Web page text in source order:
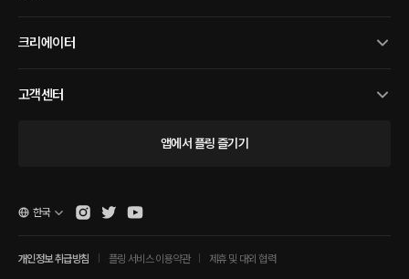
크리에이터
고객센터
앱에서 플링 즐기기
개인정보 취급방침 플링 서비스 이용약관 제휴 및 대외 협력
한국